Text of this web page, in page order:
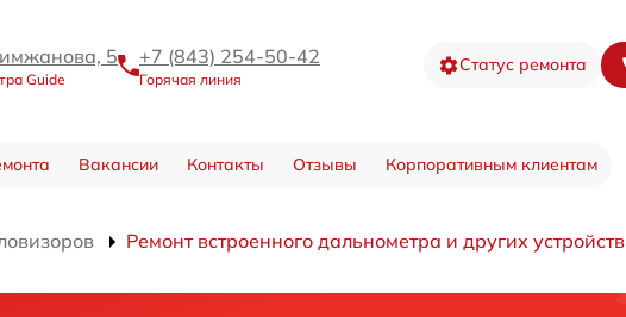
5
Guide
+7 (843) 254-50-42
Горячая линия
Статус ремонта
Вакансии Контакты Отзывы Корпоративным клиентам
Ремонт встроенного дальнометра и других устройств